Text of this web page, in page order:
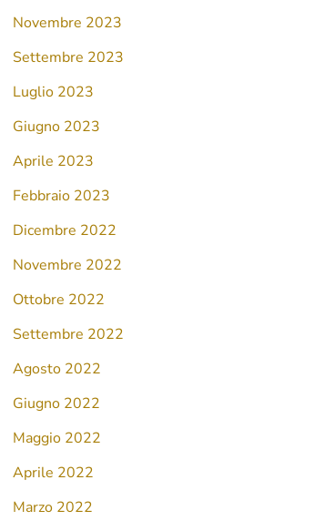
Novembre 2023
Settembre 2023
Luglio 2023
Giugno 2023
Aprile 2023
Febbraio 2023
Dicembre 2022
Novembre 2022
Ottobre 2022
Settembre 2022
Agosto 2022
Giugno 2022
Maggio 2022
Aprile 2022
Marzo 2022